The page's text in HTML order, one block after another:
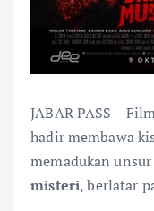
JABAR PASS –
hadir membawa
memadukan
misteri, berlatar